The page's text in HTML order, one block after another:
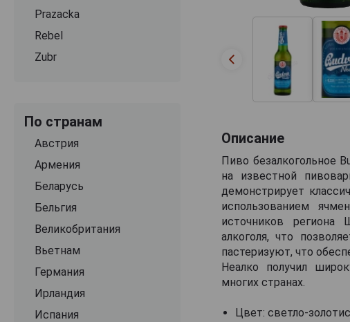
Prazacka
Rebel
Zubr
По странам
Австрия
Армения
Беларусь
Бельгия
Великобритания
Вьетнам
Германия
Ирландия
Испания
Описание
Пиво безалкогольное
на известной
демонстрирует
использованием
источников региона
алкоголя, что
пастеризуют, что
Неалко получил
многих странах.
Цвет: светло-